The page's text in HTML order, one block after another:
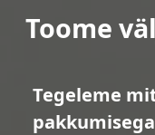
Toome
Tegeleme